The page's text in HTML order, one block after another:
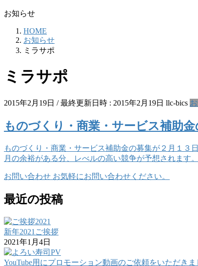
お知らせ
HOME
お知らせ
ミラサポ
ミラサポ
2015年2月19日 / 最終更新日時 : 2015年2月19日 llc-bics
ものづくり・商業・サービス補助
ものづくり・商業・サービス補助金の募集が２月１３
月の余裕がある分、レべルの高い競争が予想されます
お問い合わせ お気軽にお問い合わせください。
最近の投稿
新年2021ご挨拶
2021年1月4日
YouTube用にプロモーション動画のご依頼をいただきま